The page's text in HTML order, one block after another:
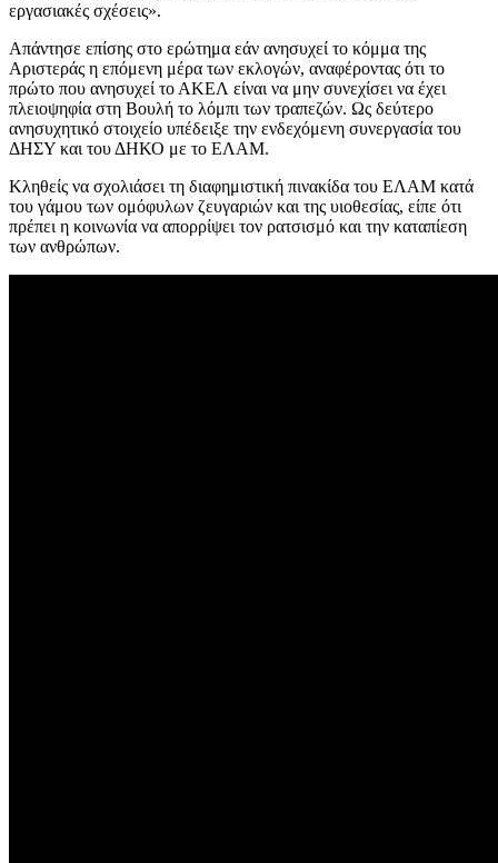
εργασιακές σχέσεις».
Απάντησε επίσης στο ερώτημα εάν ανησυχεί το κόμμα της
Αριστεράς η επόμενη μέρα των εκλογών, αναφέροντας ότι το
πρώτο που ανησυχεί το ΑΚΕΛ είναι να μην συνεχίσει να έχει
πλειοψηφία στη Βουλή το λόμπι των τραπεζών. Ως δεύτερο
ανησυχητικό στοιχείο υπέδειξε την ενδεχόμενη συνεργασία του
ΔΗΣΥ και του ΔΗΚΟ με το ΕΛΑΜ.
Κληθείς να σχολιάσει τη διαφημιστική πινακίδα του ΕΛΑΜ κατά
του γάμου των ομόφυλων ζευγαριών και της υιοθεσίας, είπε ότι
πρέπει η κοινωνία να απορρίψει τον ρατσισμό και την καταπίεση
των ανθρώπων.